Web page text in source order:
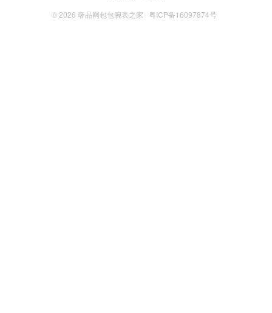
© 2026 奢品网包包腕表之家 粤ICP备16097874号